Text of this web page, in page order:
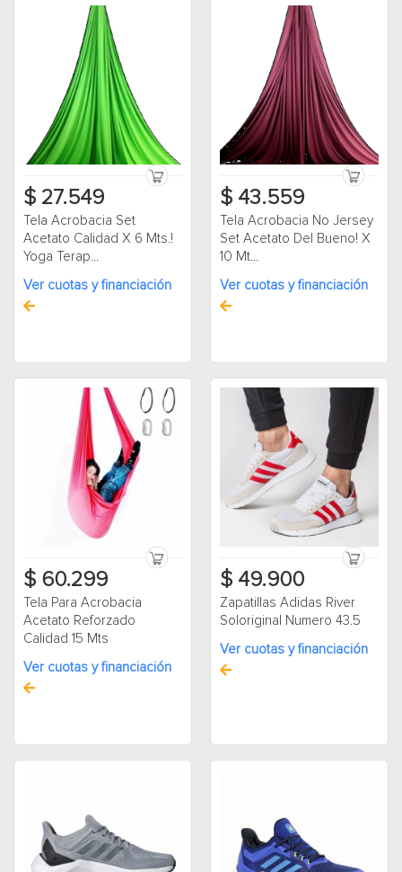
$ 27.549
Tela Acrobacia Set
Acetato Calidad X 6 Mts.!
Yoga Terap...
Ver cuotas y financiación
$ 43.559
Tela Acrobacia No Jersey
Set Acetato Del Bueno! X
10 Mt...
Ver cuotas y financiación
$ 60.299
Tela Para Acrobacia
Acetato Reforzado
Calidad 15 Mts
Ver cuotas y financiación
$ 49.900
Zapatillas Adidas River
Soloriginal Numero 43.5
Ver cuotas y financiación